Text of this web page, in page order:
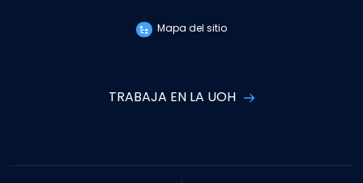
Mapa del sitio
TRABAJA EN LA UOH